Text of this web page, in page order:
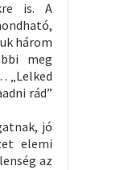
is. A
három
meg
„Lelked
rád”
jó
elemi
az